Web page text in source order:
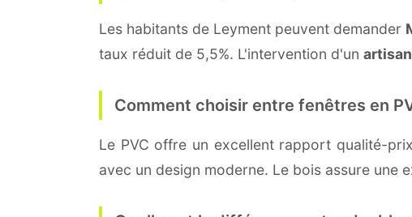
Les habitants de Leyment peuvent demander
taux réduit de 5,5%. L'intervention d'un artisan
Comment choisir entre fenêtres en
Le PVC offre un excellent rapport qualité-
avec un design moderne. Le bois assure une